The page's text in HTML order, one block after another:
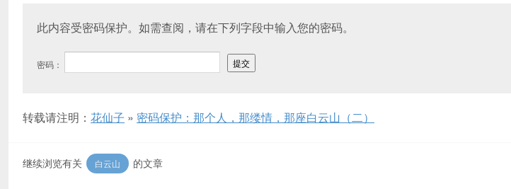
此内容受密码保护。如需查阅，请在下列字段中输入您的密码。
密码：
转载请注明： 花仙子 » 密码保护：那个人，那缕情，那座白云山（二）
继续浏览有关 白云山 的文章